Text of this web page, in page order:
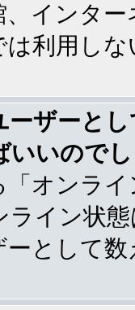
、インタ
は利用し
ーザーと
いいので
オンラ
ライン状
として